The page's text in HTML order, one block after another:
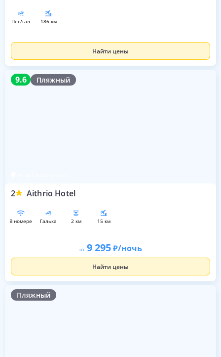
пес/гал 186 км
Найти цены
9.6 Пляжный
2 Aithrio Hotel
9.6
в номере галька 2 км 15 км
от 9 295 /ночь
Найти цены
Пляжный